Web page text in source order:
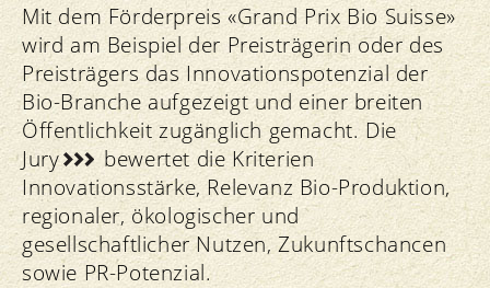
Mit dem Förderpreis «Grand Prix Bio Suisse»
wird am Beispiel der Preisträgerin oder des
Preisträgers das Innovationspotenzial der
Bio-Branche aufgezeigt und einer breiten
Öffentlichkeit zugänglich gemacht. Die
Jury
bewertet die Kriterien
Innovationsstärke, Relevanz Bio-Produktion,
regionaler, ökologischer und
gesellschaftlicher Nutzen, Zukunftschancen
sowie PR-Potenzial.